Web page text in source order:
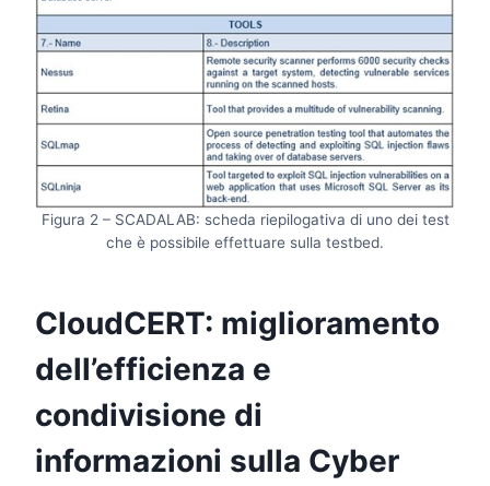
Figura 2 – SCADALAB: scheda riepilogativa di uno dei test
che è possibile effettuare sulla testbed.
CloudCERT: miglioramento
dell’efficienza e
condivisione di
informazioni sulla Cyber